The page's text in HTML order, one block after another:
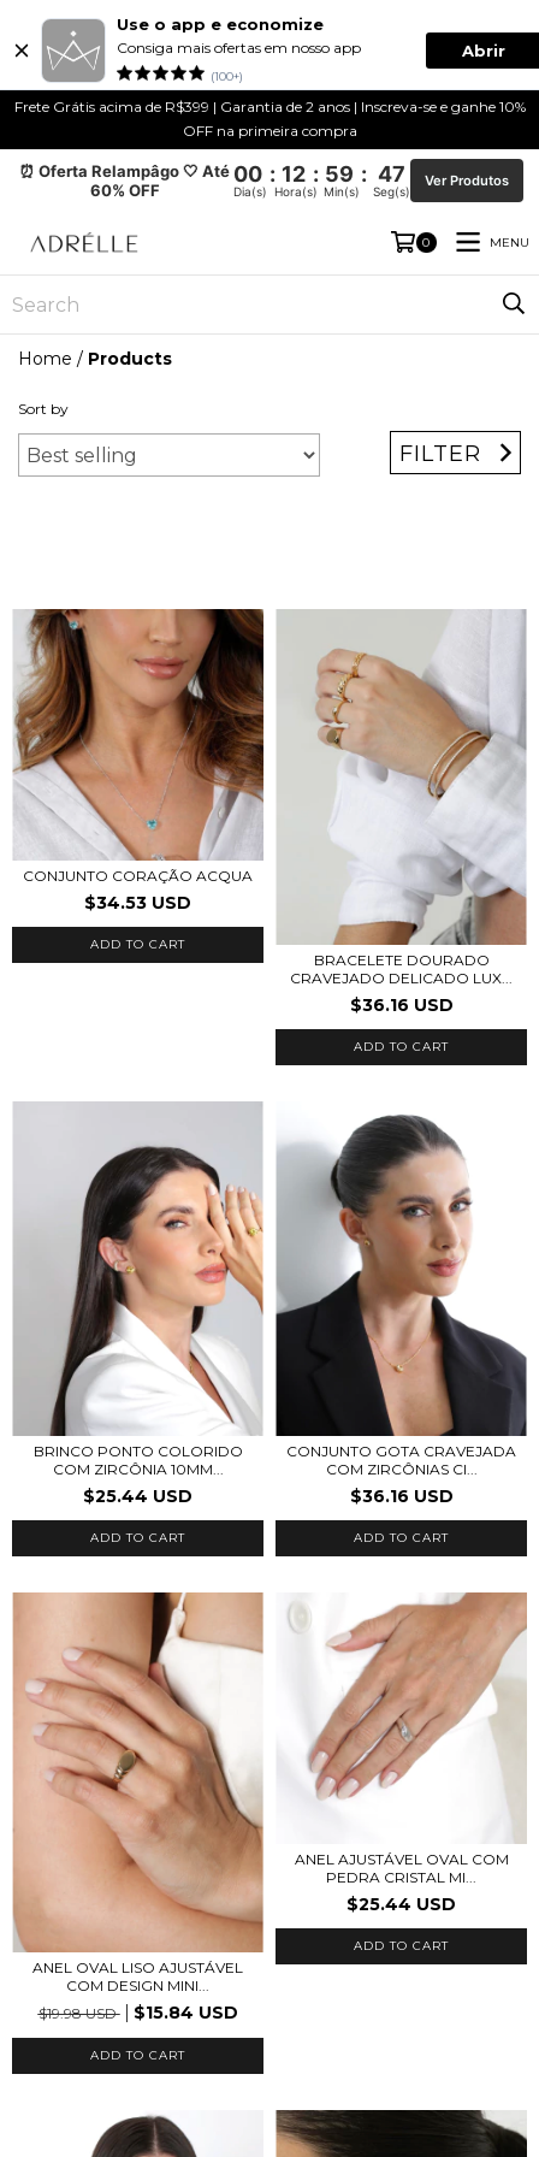
Use o app e economize
Consiga mais ofertas em nosso app
(100+)
Abrir
Frete Grátis acima de R$399 | Garantia de 2 anos | Inscreva-se e ganhe 10%
OFF na primeira compra
⏰ Oferta Relampâgo 🤍 Até
60% OFF
00 : 12 : 59 : 46
Dia(s) Hora(s) Min(s) Seg(s)
Ver Produtos
0 MENU
Home / Products
Sort by
FILTER
CONJUNTO CORAÇÃO ACQUA
$34.53 USD
ADD TO CART
BRACELETE DOURADO
CRAVEJADO DELICADO LUX...
$36.16 USD
BRINCO PONTO COLORIDO
COM ZIRCÔNIA 10MM...
$25.44 USD
CONJUNTO GOTA CRAVEJADA
COM ZIRCÔNIAS CI...
$36.16 USD
ADD TO CART
ANEL OVAL LISO AJUSTÁVEL
COM DESIGN MINI...
$19.98 USD
$15.84 USD
ADD TO CART
ANEL AJUSTÁVEL OVAL COM
PEDRA CRISTAL MI...
$25.44 USD
ADD TO CART